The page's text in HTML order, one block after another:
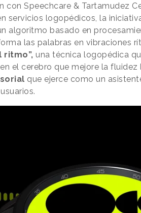
con Speechcare & Tartamudez
servicios logopédicos, la
algoritmo basado en
las palabras en vibraciones
ritmo”, una técnica logopédica
el cerebro que mejore la fluidez
que ejerce como un